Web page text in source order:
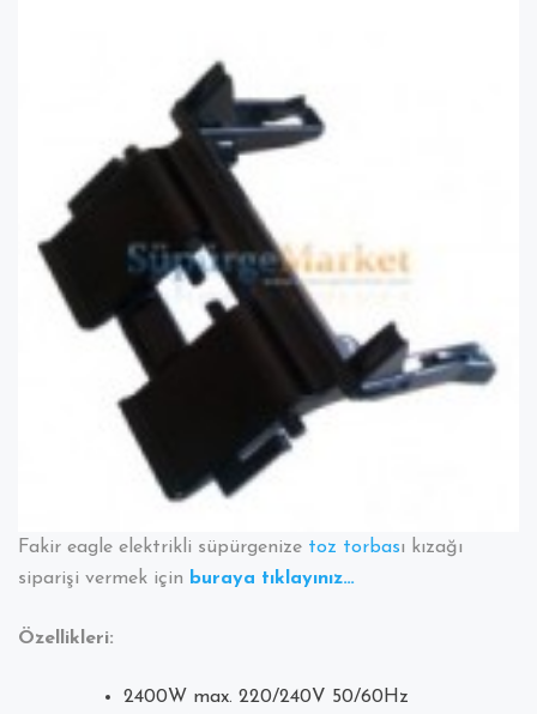
Fakir eagle elektrikli süpürgenize toz torbası kızağı
siparişi vermek için buraya tıklayınız…
Özellikleri:
2400W max. 220/240V 50/60Hz